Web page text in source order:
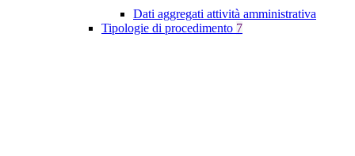
Dati aggregati attività amministrativa
Tipologie di procedimento 7